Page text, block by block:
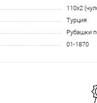
110x2
Турция
Рубашки
01-1870